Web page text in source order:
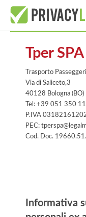
Tper SPA
Trasporto
Via di Saliceto,3
40128 Bologna (BO)
Tel: +39 051 350
P.IVA
PEC:
Cod. Doc.
Informativa